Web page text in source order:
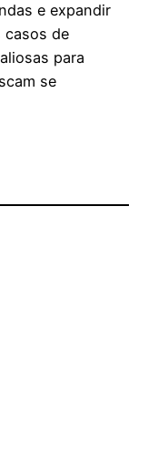
e expandir
casos de
para
se